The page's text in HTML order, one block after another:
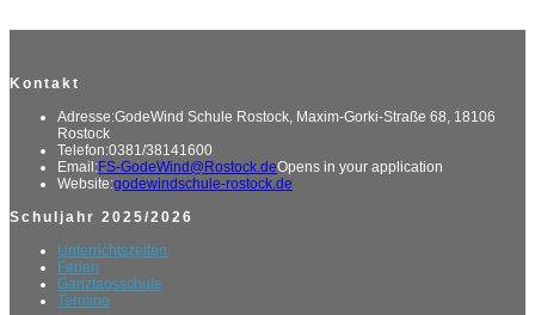
Kontakt
Adresse:GodeWind Schule Rostock, Maxim-Gorki-Straße 68, 18106
Rostock
Telefon:0381/38141600
Email:FS-GodeWind@Rostock.deOpens in your application
Website:godewindschule-rostock.de
Schuljahr 2025/2026
Unterrichtszeiten
Ferien
Ganztagsschule
Termine